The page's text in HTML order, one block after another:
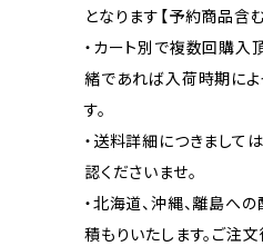
となります【予約商品含む
・カート別で複数回購入
緒であれば入荷時期によ
す。
・送料詳細につきまして
認くださいませ。
・北海道、沖縄、離島へ
積もりいたします。ご注